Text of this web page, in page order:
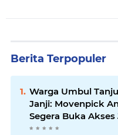
Berita Terpopuler
Warga Umbul
Janji: Movenpick
Segera Buka Akses
Pantai